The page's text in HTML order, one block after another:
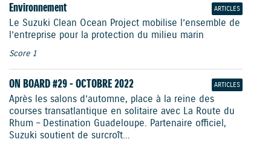
ARTICLES
Environnement
Le Suzuki Clean Ocean Project mobilise l’ensemble de
l’entreprise pour la protection du milieu marin
Score 1
ARTICLES
ON BOARD #29 - OCTOBRE 2022
Après les salons d’automne, place à la reine des
courses transatlantique en solitaire avec La Route du
Rhum – Destination Guadeloupe. Partenaire officiel,
Suzuki soutient de surcroît...